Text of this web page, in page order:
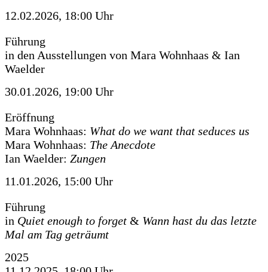
12.02.2026, 18:00 Uhr
Führung
in den Ausstellungen von Mara Wohnhaas & Ian
Waelder
30.01.2026, 19:00 Uhr
Eröffnung
Mara Wohnhaas: What do we want that seduces us
Mara Wohnhaas: The Anecdote
Ian Waelder: Zungen
11.01.2026, 15:00 Uhr
Führung
in Quiet enough to forget & Wann hast du das letzte
Mal am Tag geträumt
2025